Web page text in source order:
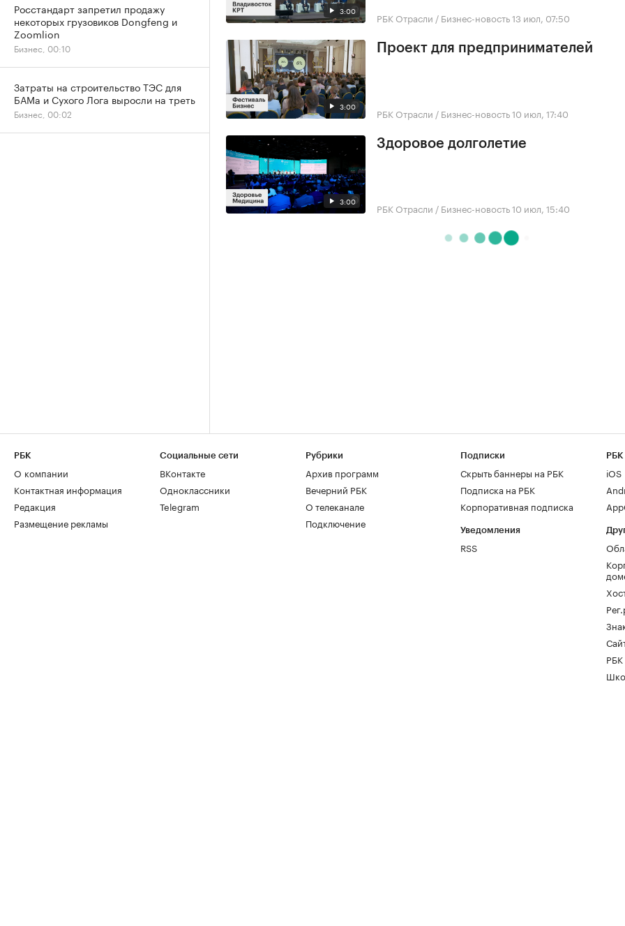
3:00 РБК Отрасли / Бизнес-новость13 июл, 07:50
3:00
Проект для предпринимателей
РБК Отрасли / Бизнес-новость10 июл, 17:40
3:00
Здоровое долголетие
РБК Отрасли / Бизнес-новость10 июл, 15:40
Росстандарт запретил продажу
некоторых грузовиков Dongfeng и
Zoomlion
Бизнес, 00:10
Затраты на строительство ТЭС для
БАМа и Сухого Лога выросли на треть
Бизнес, 00:02
РБК
О компании
Контактная информация
Редакция
Размещение рекламы
Социальные сети
ВКонтакте
Одноклассники
Telegram
Рубрики
Архив программ
Вечерний РБК
О телеканале
Подключение
Подписки
Скрыть баннеры на РБК
Подписка на РБК
Корпоративная подписка
Уведомления
RSS
РБК
iOS